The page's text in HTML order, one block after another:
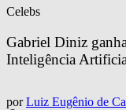
Celebs
Gabriel Diniz
Inteligência
por Luiz Eugênio de